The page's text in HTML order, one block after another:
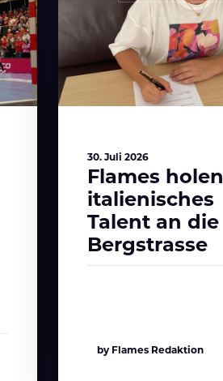
30. Juli 2026
Flames holen
italienisches
Talent an die
Bergstrasse
by Flames Redaktion